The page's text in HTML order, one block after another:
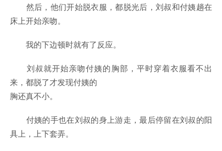
然后，他们开始脱衣服，都脱光后，刘叔和付姨趟在
床上开始亲吻。
我的下边顿时就有了反应。
刘叔就开始亲吻付姨的胸部，平时穿着衣服看不出
来，都脱了才发现付姨的
胸还真不小。
付姨的手也在刘叔的身上游走，最后停留在刘叔的阳
具上，上下套弄。